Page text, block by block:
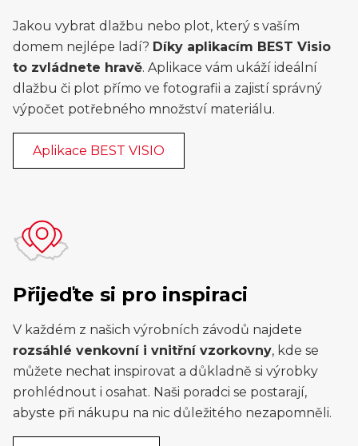
Jakou vybrat dlažbu nebo plot, který s vaším
domem nejlépe ladí? Díky aplikacím BEST Visio
to zvládnete hravě. Aplikace vám ukáží ideální
dlažbu či plot přímo ve fotografii a zajistí správný
výpočet potřebného množství materiálu.
Aplikace BEST VISIO
Přijeďte si pro inspiraci
V každém z našich výrobních závodů najdete
rozsáhlé venkovní i vnitřní vzorkovny, kde se
můžete nechat inspirovat a důkladně si výrobky
prohlédnout i osahat. Naši poradci se postarají,
abyste při nákupu na nic důležitého nezapomněli.